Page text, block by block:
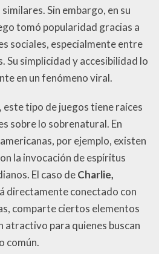
Sin embargo, en su
tomó popularidad gracias a
sociales, especialmente entre
Su simplicidad y accesibilidad lo
en un fenómeno viral.
tipo de juegos tiene raíces
sobre lo sobrenatural. En
por ejemplo, existen
la invocación de espíritus
El caso deCharlie,
directamente conectado con
comparte ciertos elementos
atractivo para quienes buscan
común.